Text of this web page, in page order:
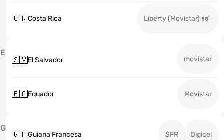
🇨🇷Costa Rica Liberty (Movistar)
E
🇸🇻El Salvador movistar
🇪🇨Equador Movistar
G
🇬🇫Guiana Francesa SFR Digicel